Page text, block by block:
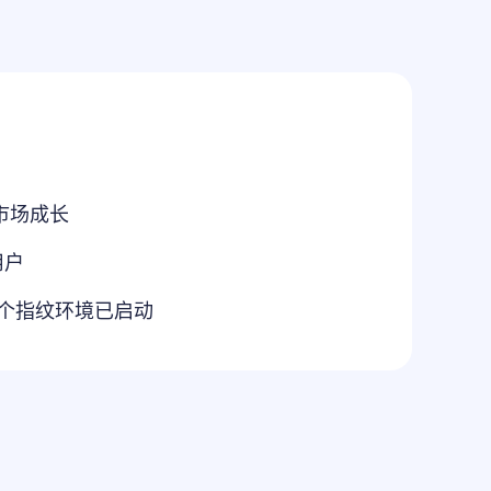
场成长
指纹环境已启动